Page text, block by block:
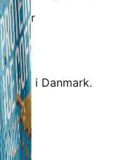
i Danmark.